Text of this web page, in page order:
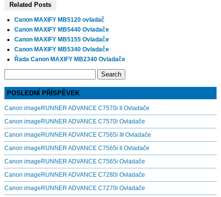
Related Posts
Canon MAXIFY MB5120 ovladač
Canon MAXIFY MB5440 Ovladače
Canon MAXIFY MB5155 Ovladače
Canon MAXIFY MB5340 Ovladače
Řada Canon MAXIFY MB2340 Ovladače
POSLEDNÍ PŘÍSPĚVEK
Canon imageRUNNER ADVANCE C7570i II Ovladače
Canon imageRUNNER ADVANCE C7570i Ovladače
Canon imageRUNNER ADVANCE C7565i III Ovladače
Canon imageRUNNER ADVANCE C7565i II Ovladače
Canon imageRUNNER ADVANCE C7565i Ovladače
Canon imageRUNNER ADVANCE C7280i Ovladače
Canon imageRUNNER ADVANCE C7270i Ovladače